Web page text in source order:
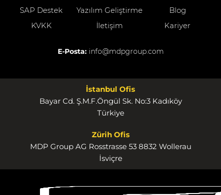
SAP Destek
Yazılım Geliştirme
Blog
KVKK
İletişim Kariyer
E-Posta: info@mdpgroup.com
İstanbul Ofis
Bayar Cd. Ş.M.F.Öngül Sk. No:3 Kadıköy
Türkiye
Zürih Ofis
MDP Group AG Rosstrasse 53 8832 Wollerau
İsviçre